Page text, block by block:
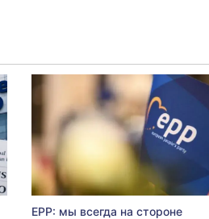
EPP: мы всегда на стороне